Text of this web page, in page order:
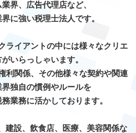
界、広告代理店など、
に強い税理士法人です。
ライアントの中には様々なクリエ
いらっしゃいます。
利関係、その他様々な契約や関連
独自の慣例やルールを
業務に活かしております。
建設、飲食店、医療、美容関係な